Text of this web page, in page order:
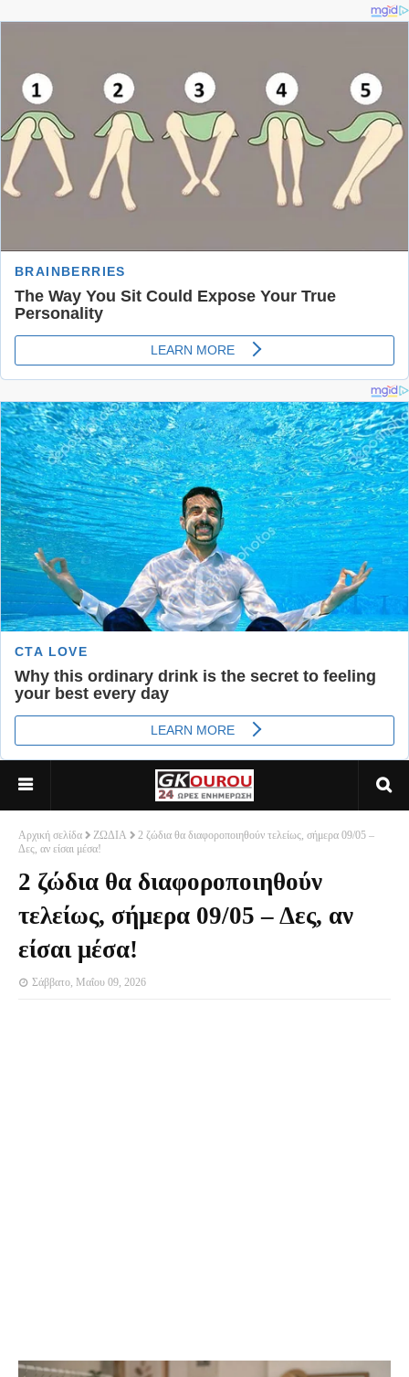
Αρχική σελίδα ΖΩΔΙΑ
2 ζώδια θα διαφοροποιηθούν τελείως, σήμερα 09/05 –
Δες, αν είσαι μέσα!
2 ζώδια θα διαφοροποιηθούν
τελείως, σήμερα 09/05 – Δες, αν
είσαι μέσα!
Σάββατο, Μαΐου 09, 2026